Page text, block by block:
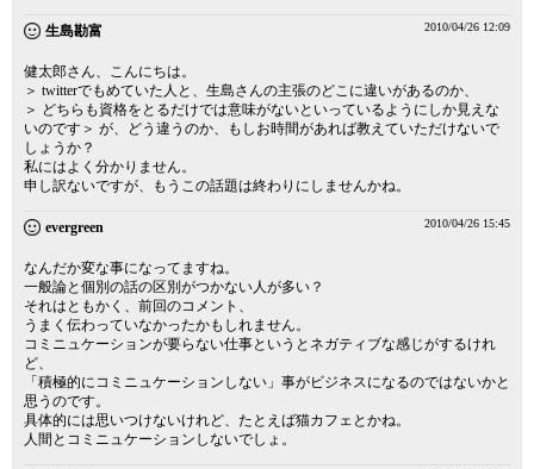
生島勘富 2010/04/26 12:09
健太郎さん、こんにちは。
＞ twitterでもめていた人と、生島さんの主張のどこに違いがあるのか、
＞ どちらも資格をとるだけでは意味がないといっているようにしか見えな
いのです＞ が、どう違うのか、もしお時間があれば教えていただけないで
しょうか？
私にはよく分かりません。
申し訳ないですが、もうこの話題は終わりにしませんかね。
evergreen 2010/04/26 15:45
なんだか変な事になってますね。
一般論と個別の話の区別がつかない人が多い？
それはともかく、前回のコメント、
うまく伝わっていなかったかもしれません。
コミニュケーションが要らない仕事というとネガティブな感じがするけれ
ど、
「積極的にコミニュケーションしない」事がビジネスになるのではないかと
思うのです。
具体的には思いつけないけれど、たとえば猫カフェとかね。
人間とコミニュケーションしないでしょ。